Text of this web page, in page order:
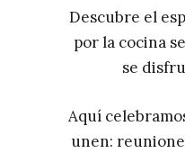
Descubre el
por la cocina
se
Aquí
unen: